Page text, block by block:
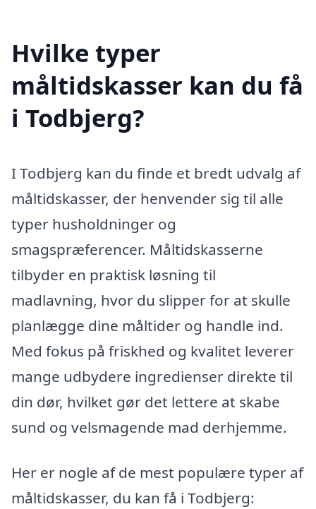
Hvilke typer
måltidskasser kan du få
i Todbjerg?
I Todbjerg kan du finde et bredt udvalg af
måltidskasser, der henvender sig til alle
typer husholdninger og
smagspræferencer. Måltidskasserne
tilbyder en praktisk løsning til
madlavning, hvor du slipper for at skulle
planlægge dine måltider og handle ind.
Med fokus på friskhed og kvalitet leverer
mange udbydere ingredienser direkte til
din dør, hvilket gør det lettere at skabe
sund og velsmagende mad derhjemme.
Her er nogle af de mest populære typer af
måltidskasser, du kan få i Todbjerg: